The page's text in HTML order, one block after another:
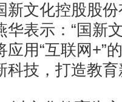
新文化控股股
表示：“国新
用“互联网+”
技，打造教育